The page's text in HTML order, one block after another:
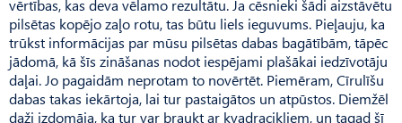
vērtības, kas deva vēlamo rezultātu. Ja cēsnieki šādi aizstāvētu
pilsētas kopējo zaļo rotu, tas būtu liels ieguvums. Pieļauju, ka
trūkst informācijas par mūsu pilsētas dabas bagātībām, tāpēc
jādomā, kā šīs zināšanas nodot iespējami plašākai iedzīvotāju
daļai. Jo pagaidām neprotam to novērtēt. Piemēram, Cīrulīšu
dabas takas iekārtoja, lai tur pastaigātos un atpūstos. Diemžēl
daži izdomāja, ka tur var braukt ar kvadracikliem, un tagad šī